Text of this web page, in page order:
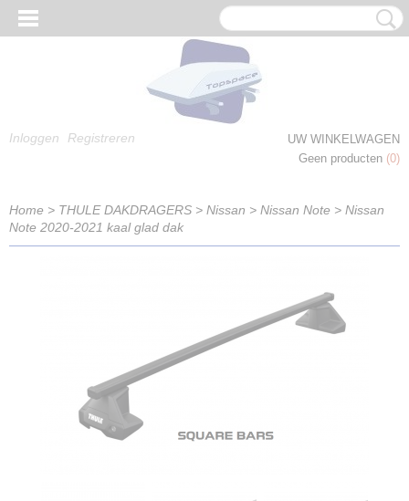
Inloggen Registreren
UW WINKELWAGEN
Geen producten (0)
Home > THULE DAKDRAGERS > Nissan > Nissan Note > Nissan
Note 2020-2021 kaal glad dak